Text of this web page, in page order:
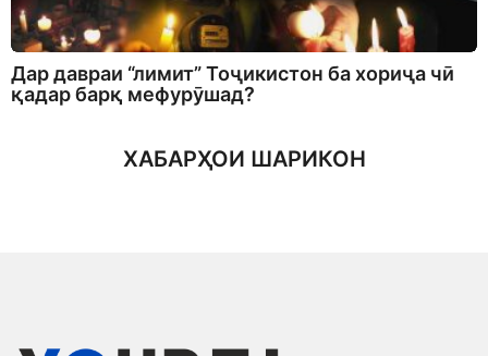
Дар давраи “лимит” Тоҷикистон ба хориҷа чӣ
қадар барқ мефурӯшад?
ХАБАРҲОИ ШАРИКОН